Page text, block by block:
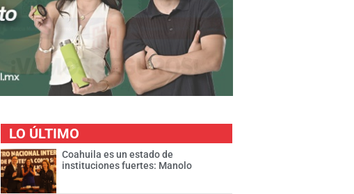
LO ÚLTIMO
Coahuila es un estado de
instituciones fuertes: Manolo